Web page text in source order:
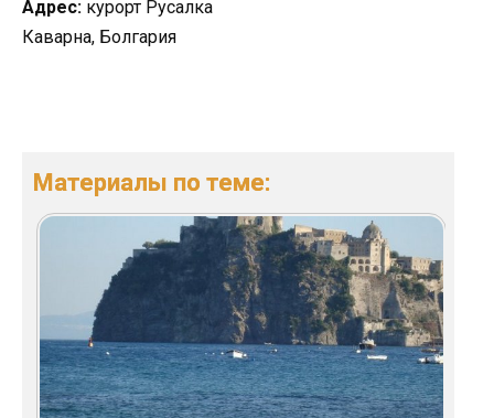
Адрес: курорт Русалка
Каварна, Болгария
Материалы по теме: